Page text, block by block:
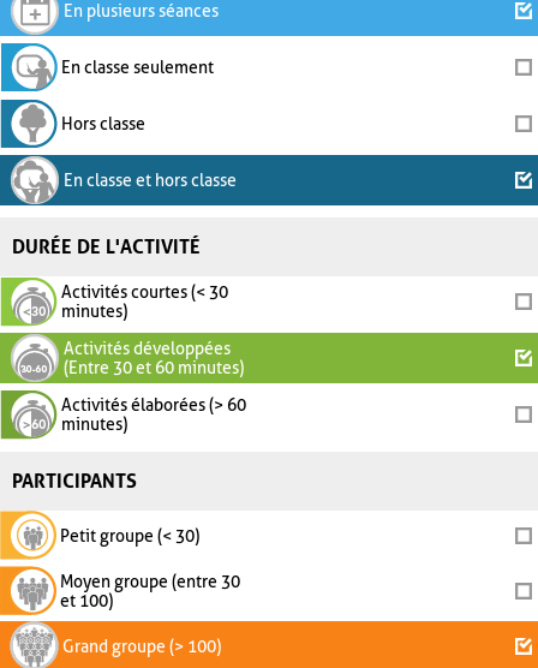
En plusieurs séances
En classe seulement
Hors classe
En classe et hors classe
DURÉE DE L'ACTIVITÉ
Activités courtes (< 30
minutes)
Activités développées
(Entre 30 et 60 minutes)
Activités élaborées (> 60
minutes)
PARTICIPANTS
Petit groupe (< 30)
Moyen groupe (entre 30
et 100)
Grand groupe (> 100)